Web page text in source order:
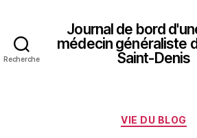
Recherche
Journal de bord
médecin généraliste
Saint-Denis
VIE DU BLOG